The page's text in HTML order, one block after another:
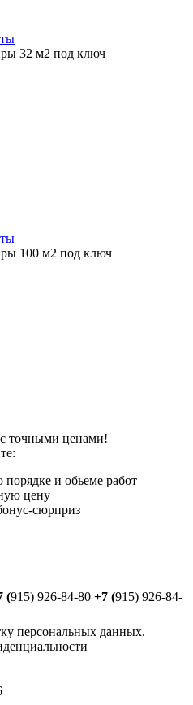
32 м2 под ключ
100 м2 под ключ
с точными ценами!
порядке и обьеме работ
цену
сюрприз
(915) 926-84-80 +7 (915) 926-84-
персональных данных.